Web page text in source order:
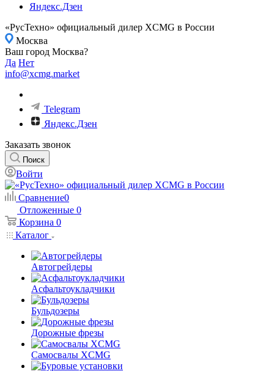
Яндекс.Дзен
«РусТехно» официальный дилер XCMG в России
Москва
Ваш город Москва?
Да Нет
info@xcmg.market
Telegram
Яндекс.Дзен
Заказать звонок
Поиск
Войти
Сравнение0
Отложенные 0
Корзина 0
Каталог
Автогрейдеры
Асфальтоукладчики
Бульдозеры
Дорожные фрезы
Самосвалы XCMG